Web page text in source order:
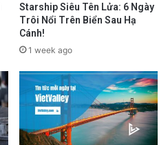
Starship Siêu Tên Lửa: 6 Ngày
Trôi Nổi Trên Biển Sau Hạ
Cánh!
1 week ago